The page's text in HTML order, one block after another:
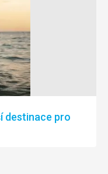
destinace pro